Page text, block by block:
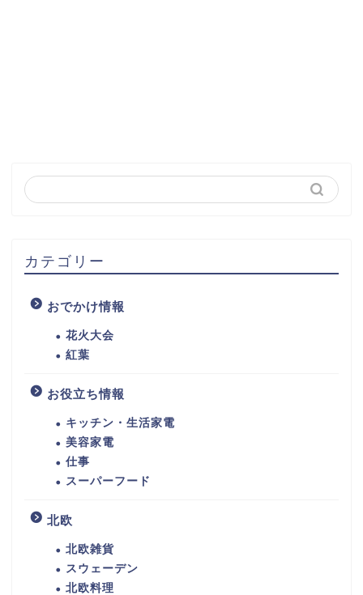
カテゴリー
おでかけ情報
花火大会
紅葉
お役立ち情報
キッチン・生活家電
美容家電
仕事
スーパーフード
北欧
北欧雑貨
スウェーデン
北欧料理